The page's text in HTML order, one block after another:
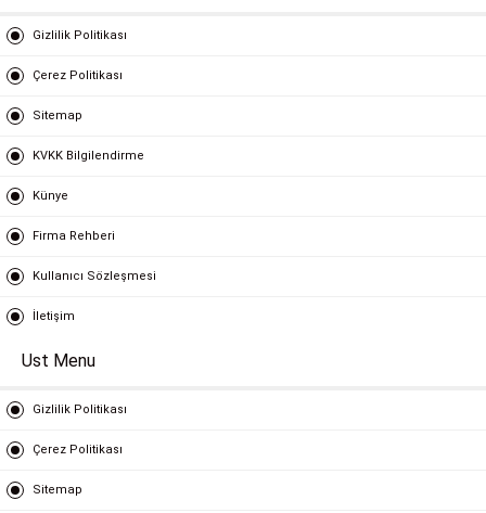
Gizlilik Politikası
Çerez Politikası
Sitemap
KVKK Bilgilendirme
Künye
Firma Rehberi
Kullanıcı Sözleşmesi
İletişim
Ust Menu
Gizlilik Politikası
Çerez Politikası
Sitemap